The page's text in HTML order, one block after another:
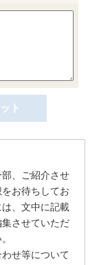
、ご紹介させ
お待ちしてお
、文中に記載
させていただ
せ等について